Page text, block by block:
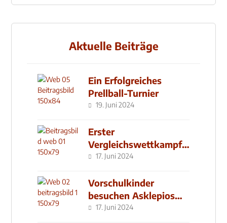
Aktuelle Beiträge
Ein Erfolgreiches
Prellball-Turnier
19. Juni 2024
Erster
Vergleichswettkampf
seit 2019
17. Juni 2024
Vorschulkinder
besuchen Asklepios
Klinik
17. Juni 2024